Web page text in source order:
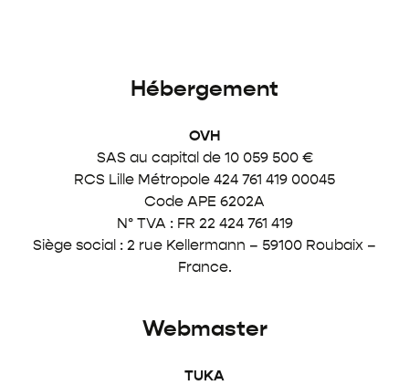
Hébergement
OVH
SAS au capital de 10 059 500 €
RCS Lille Métropole 424 761 419 00045
Code APE 6202A
N° TVA : FR 22 424 761 419
Siège social : 2 rue Kellermann – 59100 Roubaix –
France.
Webmaster
TUKA